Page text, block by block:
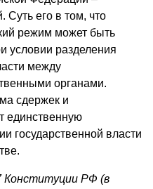
Суть его в том, что
режим может быть
условии разделения
между
органами.
сдержек и
единственную
государственной власти
Конституции РФ (в